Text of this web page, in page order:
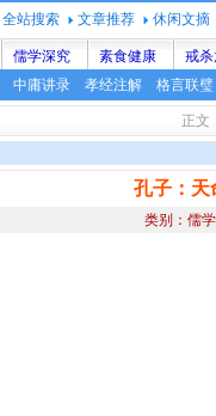
全站搜索 文章推荐 休闲文摘
儒学深究 素食健康
戒
中庸讲录 孝经注解 格言联璧
正
孔子：天
类别：儒